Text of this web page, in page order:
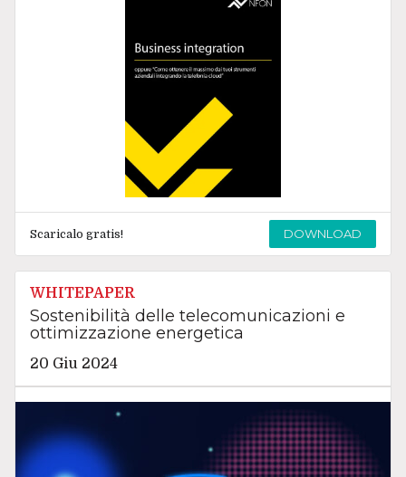
Scaricalo gratis! DOWNLOAD
WHITEPAPER
Sostenibilità delle telecomunicazioni e
ottimizzazione energetica
20 Giu 2024